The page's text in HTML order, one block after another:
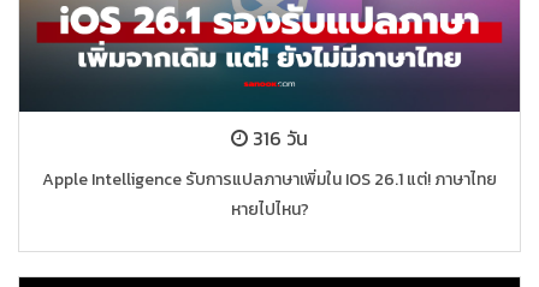
316 วัน
Apple Intelligence รับการแปลภาษาเพิ่มใน IOS 26.1 แต่! ภาษาไทย
หายไปไหน?